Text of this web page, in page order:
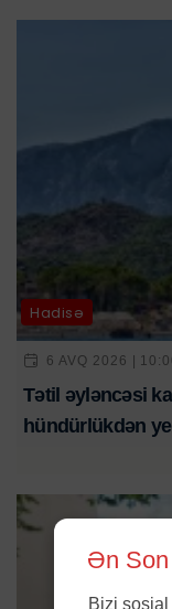
Hadisə
6 AVQ 2026 |
Tətil əyləncəsi
hündürlükdən
Ən Son
Bizi